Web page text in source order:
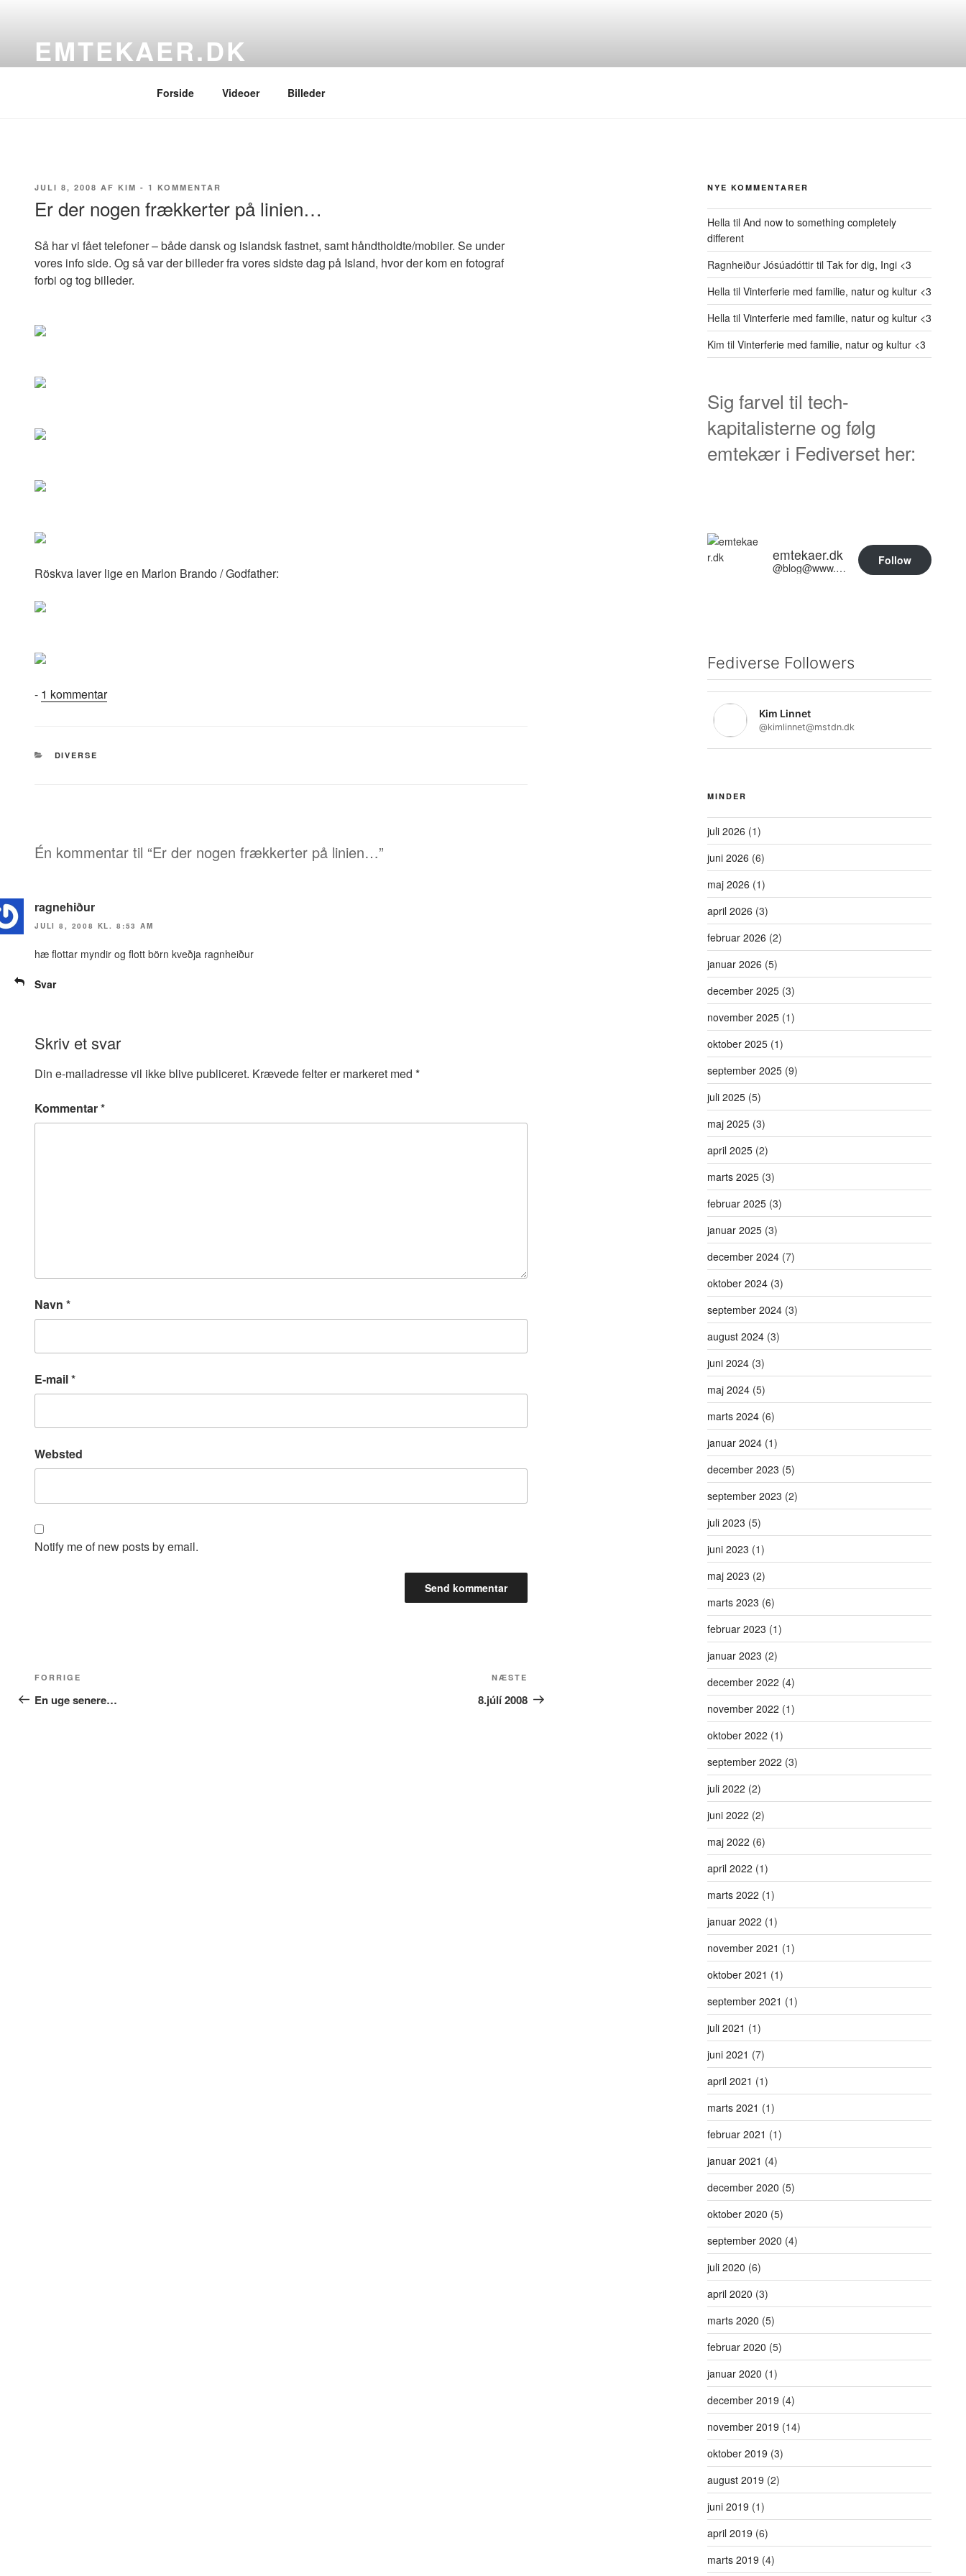
indholdEMTEKAER.DK
Forside Videoer Billeder
UDGIVET
JULI 8, 2008 AF KIM - 1 KOMMENTAR
DER
NOGEN
PÅ
LINIEN…
Er der nogen frækkerter på linien…
Så har vi fået telefoner – både dansk og islandsk fastnet, samt håndtholdte/mobiler. Se under
vores info side. Og så var der billeder fra vores sidste dag på Island, hvor der kom en fotograf
forbi og tog billeder.
Röskva laver lige en Marlon Brando / Godfather:
- 1 kommentartil
KATEGORIER
DIVERSE
Én kommentar til “Er der nogen frækkerter på linien…”
ragnehiður
JULI 8, 2008 KL. 8:53 AM
hæ flottar myndir og flott börn kveðja ragnheiður
Svar
Skriv et svar
Din e-mailadresse vil ikke blive publiceret. Krævede felter er markeret med *
Kommentar*
Navn *
E-mail*
Websted
Notify me of new posts by email.
Indlægsnavigation
Forrige
indlæg
FORRIGE
En uge senere…
indlæg
NÆSTE
8.júlí 2008
NYE KOMMENTARER
Hella til And now to something completely
different
Ragnheiður Jósúadóttir til Tak for dig, Ingi <3
Hella til Vinterferie med familie, natur og kultur <3
Hella til Vinterferie med familie, natur og kultur <3
Kim til Vinterferie med familie, natur og kultur <3
Sig farvel til tech-
kapitalisterne og følg
emtekær i Fediverset her:
emtekaer.dk
@blog@www.emtekaer.dk
Follow
Fediverse Followers
Kim Linnet
@kimlinnet@mstdn.dk
MINDER
juli 2026 (1)
juni 2026 (6)
maj 2026 (1)
april 2026 (3)
februar 2026 (2)
januar 2026 (5)
december 2025 (3)
november 2025 (1)
oktober 2025 (1)
september 2025 (9)
juli 2025 (5)
maj 2025 (3)
april 2025 (2)
marts 2025 (3)
februar 2025 (3)
januar 2025 (3)
december 2024 (7)
oktober 2024 (3)
september 2024 (3)
august 2024 (3)
juni 2024 (3)
maj 2024 (5)
marts 2024 (6)
januar 2024 (1)
december 2023 (5)
september 2023 (2)
juli 2023 (5)
juni 2023 (1)
maj 2023 (2)
marts 2023 (6)
februar 2023 (1)
januar 2023 (2)
december 2022 (4)
november 2022 (1)
oktober 2022 (1)
september 2022 (3)
juli 2022 (2)
juni 2022 (2)
maj 2022 (6)
april 2022 (1)
marts 2022 (1)
januar 2022 (1)
november 2021 (1)
oktober 2021 (1)
september 2021 (1)
juli 2021 (1)
juni 2021 (7)
april 2021 (1)
marts 2021 (1)
februar 2021 (1)
januar 2021 (4)
december 2020 (5)
oktober 2020 (5)
september 2020 (4)
juli 2020 (6)
april 2020 (3)
marts 2020 (5)
februar 2020 (5)
januar 2020 (1)
december 2019 (4)
november 2019 (14)
oktober 2019 (3)
august 2019 (2)
juni 2019 (1)
april 2019 (6)
marts 2019 (4)